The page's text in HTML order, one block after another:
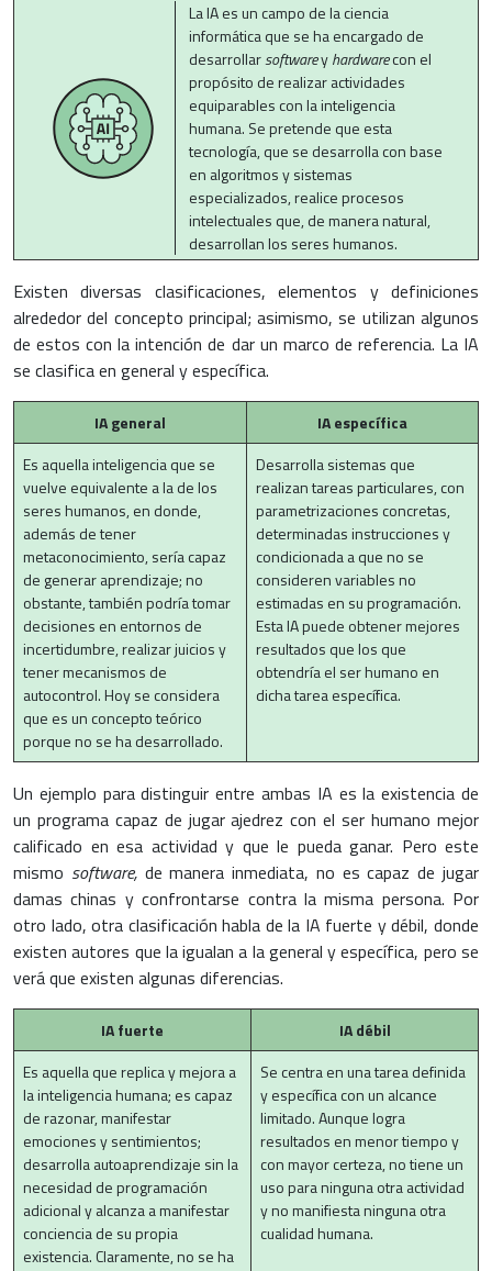
La IA es un campo de la ciencia
informática que se ha encargado de
desarrollarsoftwareyhardwarecon el
propósito de realizar actividades
equiparables con la inteligencia
humana. Se pretende que esta
tecnología, que se desarrolla con base
en algoritmos y sistemas
especializados, realice procesos
intelectuales que, de manera natural,
desarrollan los seres humanos.
Existen diversas clasificaciones, elementos y definiciones
alrededor del concepto principal; asimismo, se utilizan algunos
de estos con la intención de dar un marco de referencia. La IA
se clasifica en general y específica.
IA general
IA específica
Es aquella inteligencia que se
vuelve equivalente a la de los
seres humanos, en donde,
además de tener
metaconocimiento, sería capaz
de generar aprendizaje; no
obstante, también podría tomar
decisiones en entornos de
incertidumbre, realizar juicios y
tener mecanismos de
autocontrol. Hoy se considera
que es un concepto teórico
porque no se ha desarrollado.
Desarrolla sistemas que
realizan tareas particulares, con
parametrizaciones concretas,
determinadas instrucciones y
condicionada a que no se
consideren variables no
estimadas en su programación.
Esta IA puede obtener mejores
resultados que los que
obtendría el ser humano en
dicha tarea específica.
Un ejemplo para distinguir entre ambas IA es la existencia de
un programa capaz de jugar ajedrez con el ser humano mejor
calificado en esa actividad y que le pueda ganar. Pero este
mismo software,de manera inmediata, no es capaz de jugar
damas chinas y confrontarse contra la misma persona. Por
otro lado, otra clasificación habla de la IA fuerte y débil, donde
existen autores que la igualan a la general y específica, pero se
verá que existen algunas diferencias.
IA fuerte
IA débil
Es aquella que replica y mejora a
la inteligencia humana; es capaz
de razonar, manifestar
emociones y sentimientos;
desarrolla autoaprendizaje sin la
necesidad de programación
adicional y alcanza a manifestar
conciencia de su propia
existencia. Claramente, no se ha
Se centra en una tarea definida
y específica con un alcance
limitado. Aunque logra
resultados en menor tiempo y
con mayor certeza, no tiene un
uso para ninguna otra actividad
y no manifiesta ninguna otra
cualidad humana.